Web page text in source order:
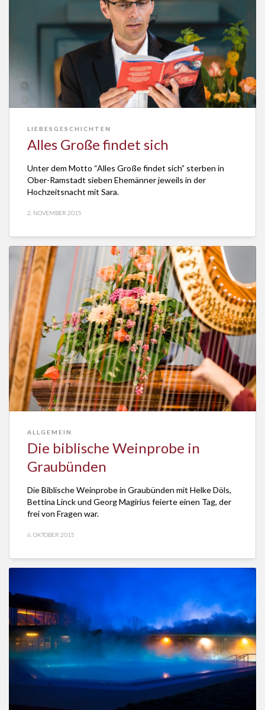
LIEBESGESCHICHTEN
Alles Große findet sich
Unter dem Motto “Alles Große findet sich” sterben in
Ober-Ramstadt sieben Ehemänner jeweils in der
Hochzeitsnacht mit Sara.
2. NOVEMBER 2015
ALLGEMEIN
Die biblische Weinprobe in
Graubünden
Die Biblische Weinprobe in Graubünden mit Helke Döls,
Bettina Linck und Georg Magirius feierte einen Tag, der
frei von Fragen war.
6. OKTOBER 2015